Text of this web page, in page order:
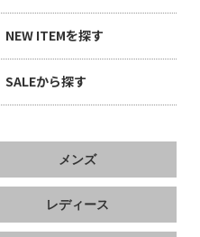
NEW ITEMを探す
SALEから探す
メンズ
レディース